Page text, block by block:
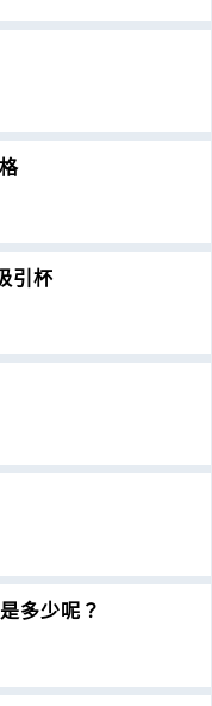
引杯
多少呢？